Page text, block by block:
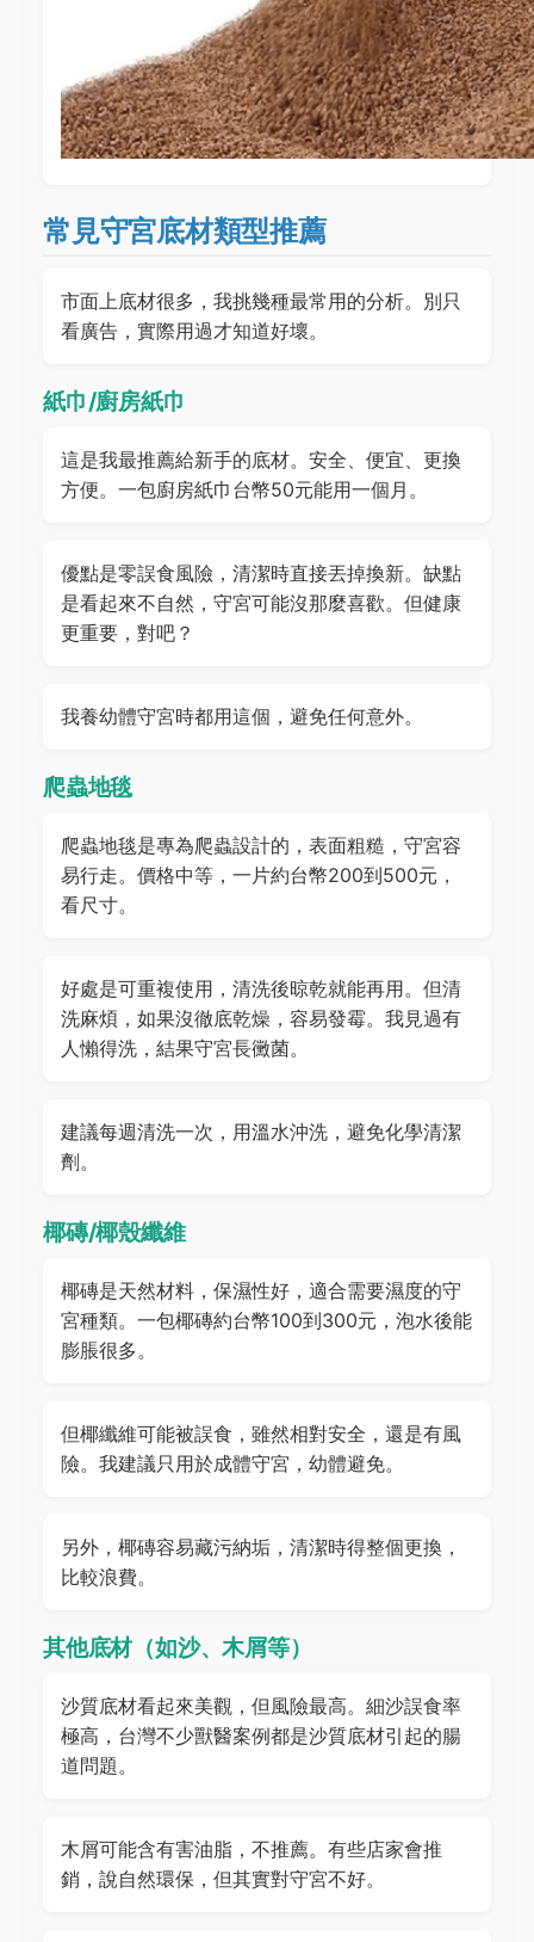
常見守宮底材類型推薦
市面上底材很多，我挑幾種最常用的分析。別只
看廣告，實際用過才知道好壞。
紙巾/廚房紙巾
這是我最推薦給新手的底材。安全、便宜、更換
方便。一包廚房紙巾台幣50元能用一個月。
優點是零誤食風險，清潔時直接丟掉換新。缺點
是看起來不自然，守宮可能沒那麼喜歡。但健康
更重要，對吧？
我養幼體守宮時都用這個，避免任何意外。
爬蟲地毯
爬蟲地毯是專為爬蟲設計的，表面粗糙，守宮容
易行走。價格中等，一片約台幣200到500元，
看尺寸。
好處是可重複使用，清洗後晾乾就能再用。但清
洗麻煩，如果沒徹底乾燥，容易發霉。我見過有
人懶得洗，結果守宮長黴菌。
建議每週清洗一次，用溫水沖洗，避免化學清潔
劑。
椰磚/椰殼纖維
椰磚是天然材料，保濕性好，適合需要濕度的守
宮種類。一包椰磚約台幣100到300元，泡水後能
膨脹很多。
但椰纖維可能被誤食，雖然相對安全，還是有風
險。我建議只用於成體守宮，幼體避免。
另外，椰磚容易藏污納垢，清潔時得整個更換，
比較浪費。
其他底材（如沙、木屑等）
沙質底材看起來美觀，但風險最高。細沙誤食率
極高，台灣不少獸醫案例都是沙質底材引起的腸
道問題。
木屑可能含有害油脂，不推薦。有些店家會推
銷，說自然環保，但其實對守宮不好。